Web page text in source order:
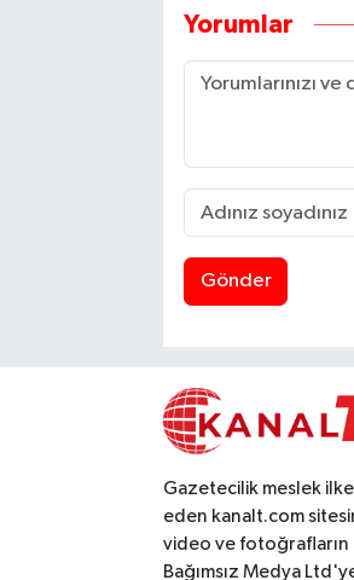
Yorumlar
Gönder
Gazetecilik meslek
eden kanalt.com
video ve fotoğrafların
Bağımsız Medya